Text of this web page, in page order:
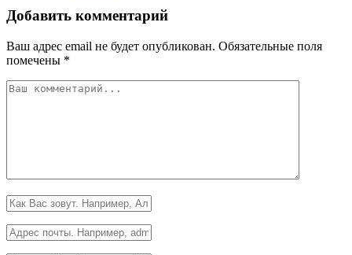
Добавить комментарий
Ваш адрес email не будет опубликован. Обязательные поля
помечены *